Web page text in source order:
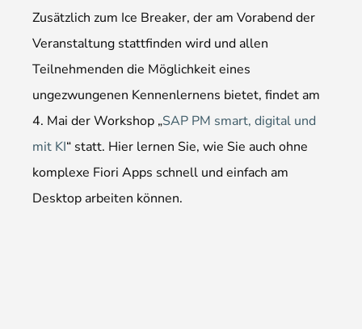
Zusätzlich zum Ice Breaker, der am Vorabend der
Veranstaltung stattfinden wird und allen
Teilnehmenden die Möglichkeit eines
ungezwungenen Kennenlernens bietet, findet am
4. Mai der Workshop „SAP PM smart, digital und
mit KI“ statt. Hier lernen Sie, wie Sie auch ohne
komplexe Fiori Apps schnell und einfach am
Desktop arbeiten können.